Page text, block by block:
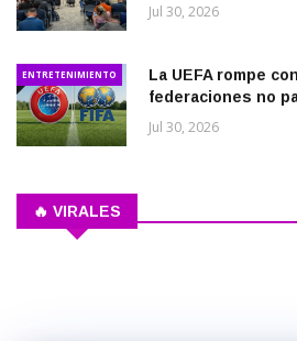
Jul 30, 2026
ENTRETENIMIENTO
La UEFA rompe
federaciones no
Jul 30, 2026
🔥 VIRALES